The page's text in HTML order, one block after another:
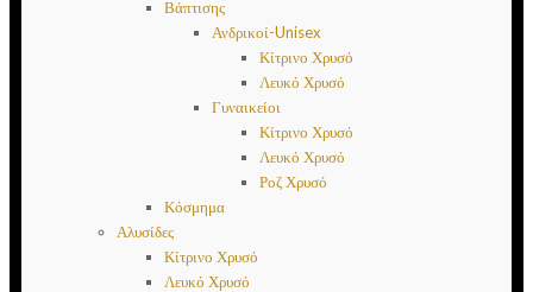
Βάπτισης
Ανδρικοί-Unisex
Κίτρινο Χρυσό
Λευκό Χρυσό
Γυναικείοι
Κίτρινο Χρυσό
Λευκό Χρυσό
Ροζ Χρυσό
Κόσμημα
Αλυσίδες
Κίτρινο Χρυσό
Λευκό Χρυσό